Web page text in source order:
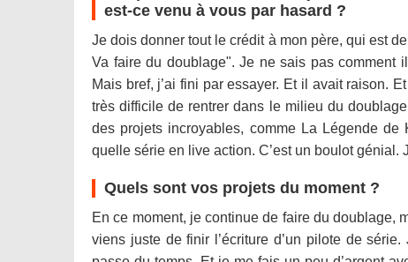
est-ce venu à vous par hasard ?
Je dois donner tout le crédit à mon père, qui est
Va faire du doublage". Je ne sais pas comment
Mais bref, j’ai fini par essayer. Et il avait raison.
très difficile de rentrer dans le milieu du
des projets incroyables, comme La Légende de
quelle série en live action. C’est un boulot génial.
Quels sont vos projets du moment ?
En ce moment, je continue de faire du doublage,
viens juste de finir l’écriture d’un pilote de